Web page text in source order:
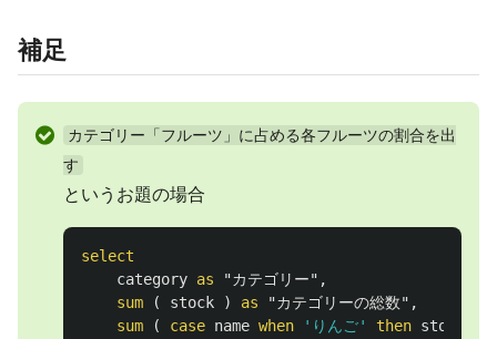
補足
カテゴリー「フルーツ」に占める各フルーツの割合を出
す
というお題の場合
select
category as "カテゴリー" ,
sum
( stock ) as "カテゴリーの総数" ,
sum
( case name when 'りんご' then stock